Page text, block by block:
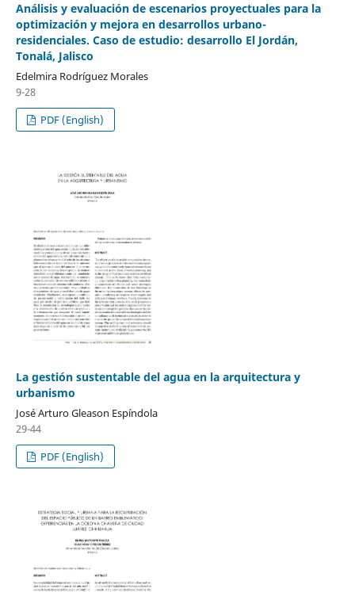
Análisis y evaluación de escenarios proyectuales para la
optimización y mejora en desarrollos urbano-
residenciales. Caso de estudio: desarrollo El Jordán,
Tonalá, Jalisco
Edelmira Rodríguez Morales
9-28
PDF (English)
La gestión sustentable del agua en la arquitectura y
urbanismo
José Arturo Gleason Espíndola
29-44
PDF (English)